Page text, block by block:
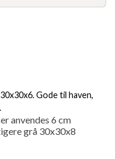
Gode til haven,
anvendes 6 cm
grå 30x30x8